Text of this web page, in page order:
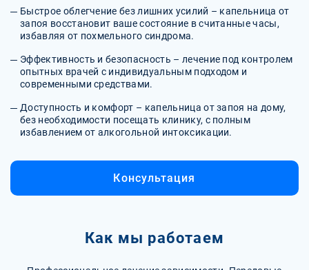
Быстрое облегчение без лишних усилий – капельница от
запоя восстановит ваше состояние в считанные часы,
избавляя от похмельного синдрома.
Эффективность и безопасность – лечение под контролем
опытных врачей с индивидуальным подходом и
современными средствами.
Доступность и комфорт – капельница от запоя на дому,
без необходимости посещать клинику, с полным
избавлением от алкогольной интоксикации.
Консультация
Как мы работаем